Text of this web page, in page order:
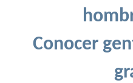
Conocer